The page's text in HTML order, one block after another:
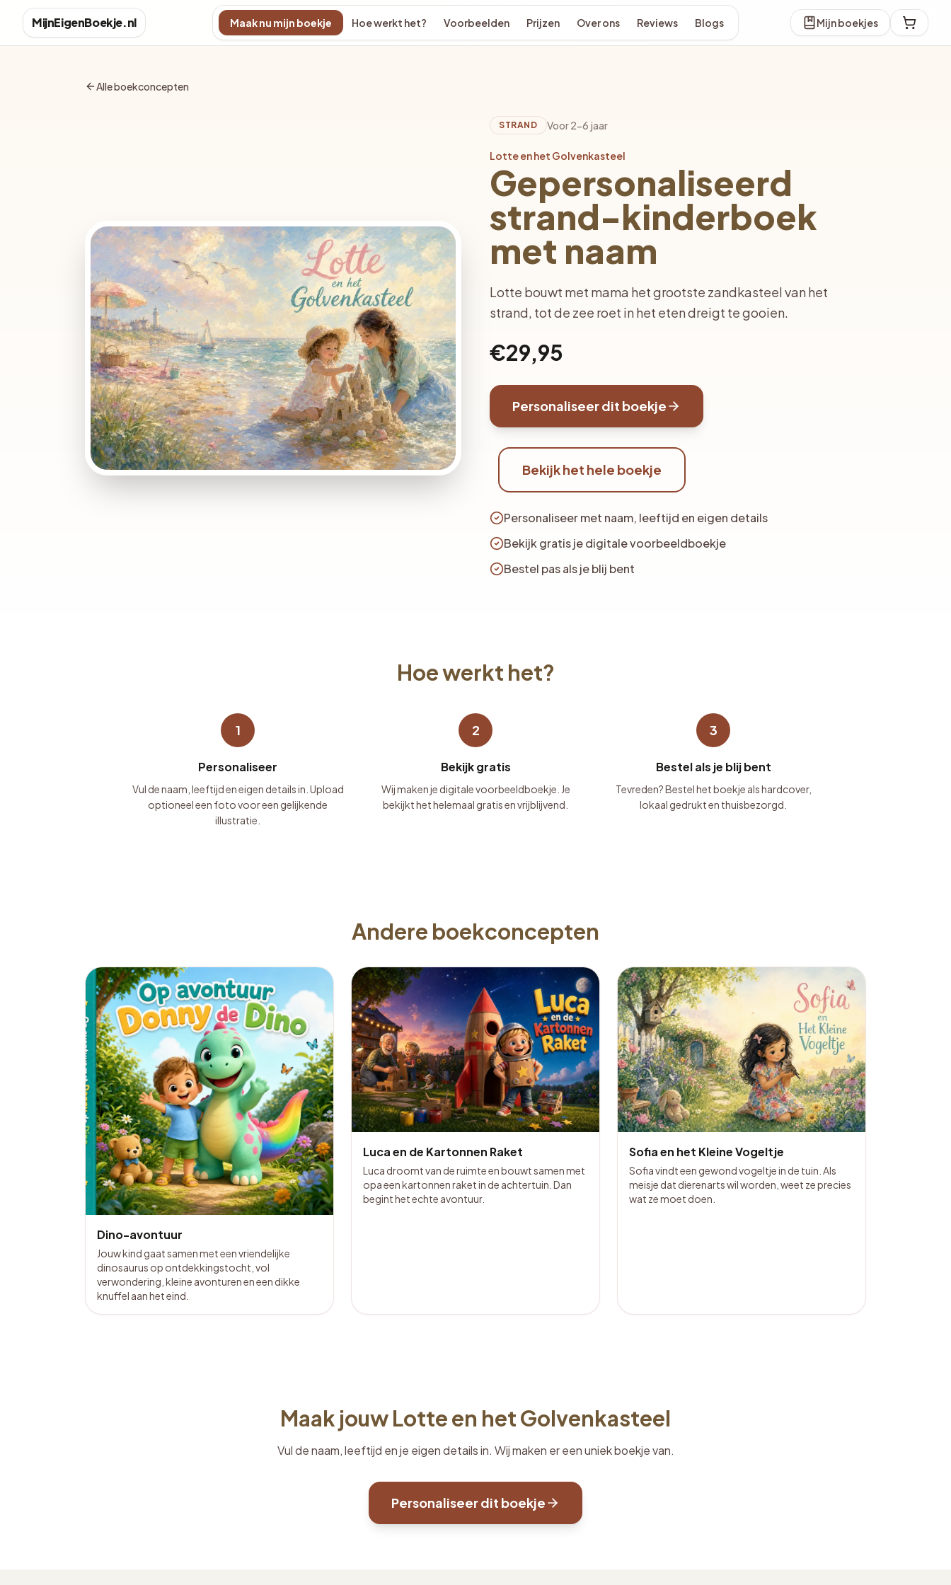
MijnEigenBoekje.nl Maak nu mijn boekje Hoe werkt het? Voorbeelden Prijzen Over ons Reviews Blogs Mijn boekjes
Alle boekconcepten
STRAND Voor 2-6 jaar
Lotte en het Golvenkasteel
Gepersonaliseerd
strand-kinderboek
met naam
Lotte bouwt met mama het grootste zandkasteel van het
strand, tot de zee roet in het eten dreigt te gooien.
€29,95
Personaliseer dit boekje
Bekijk het hele boekje
Personaliseer met naam, leeftijd en eigen details
Bekijk gratis je digitale voorbeeldboekje
Bestel pas als je blij bent
Hoe werkt het?
1
Personaliseer
Vul de naam, leeftijd en eigen details in. Upload
optioneel een foto voor een gelijkende
illustratie.
2
Bekijk gratis
Wij maken je digitale voorbeeldboekje. Je
bekijkt het helemaal gratis en vrijblijvend.
3
Bestel als je blij bent
Tevreden? Bestel het boekje als hardcover,
lokaal gedrukt en thuisbezorgd.
Andere boekconcepten
Dino-avontuur
Jouw kind gaat samen met een vriendelijke
dinosaurus op ontdekkingstocht, vol
verwondering, kleine avonturen en een dikke
knuffel aan het eind.
Luca en de Kartonnen Raket
Luca droomt van de ruimte en bouwt samen met
opa een kartonnen raket in de achtertuin. Dan
begint het echte avontuur.
Sofia en het Kleine Vogeltje
Sofia vindt een gewond vogeltje in de tuin. Als
meisje dat dierenarts wil worden, weet ze precies
wat ze moet doen.
Maak jouw Lotte en het Golvenkasteel
Vul de naam, leeftijd en je eigen details in. Wij maken er een uniek boekje van.
Personaliseer dit boekje